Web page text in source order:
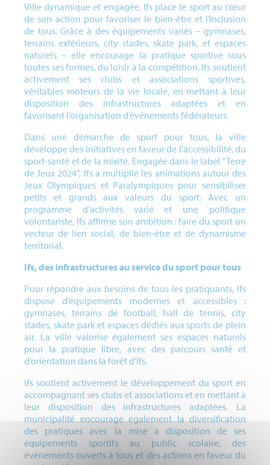
Ville dynamique et engagée, Ifs place le sport au cœur
de son action pour favoriser le bien-être et l’inclusion
de tous. Grâce à des équipements variés – gymnases,
terrains extérieurs, city stades, skate park, et espaces
naturels – elle encourage la pratique sportive sous
toutes ses formes, du loisir à la compétition. Ifs soutient
activement ses clubs et associations sportives,
véritables moteurs de la vie locale, en mettant à leur
disposition des infrastructures adaptées et en
favorisant l’organisation d’événements fédérateurs.
Dans une démarche de sport pour tous, la ville
développe des initiatives en faveur de l’accessibilité, du
sport-santé et de la mixité. Engagée dans le label “Terre
de Jeux 2024”, Ifs a multiplié les animations autour des
Jeux Olympiques et Paralympiques pour sensibiliser
petits et grands aux valeurs du sport. Avec un
programme d’activités varié et une politique
volontariste, Ifs affirme son ambition : faire du sport un
vecteur de lien social, de bien-être et de dynamisme
territorial.
Ifs, des infrastructures au service du sport pour tous
Pour répondre aux besoins de tous les pratiquants, Ifs
dispose d’équipements modernes et accessibles :
gymnases, terrains de football, hall de tennis, city
stades, skate park et espaces dédiés aux sports de plein
air. La ville valorise également ses espaces naturels
pour la pratique libre, avec des parcours santé et
d’orientation dans la forêt d’Ifs.
Ifs soutient activement le développement du sport en
accompagnant ses clubs et associations et en mettant à
leur disposition des infrastructures adaptées. La
municipalité encourage également la diversification
des pratiques avec la mise à disposition de ses
équipements sportifs au public scolaire, des
événements ouverts à tous et des actions en faveur du